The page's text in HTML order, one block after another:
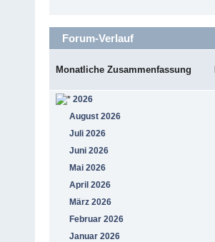
Forum-Verlauf
Monatliche Zusammenfassung
2026
August 2026
Juli 2026
Juni 2026
Mai 2026
April 2026
März 2026
Februar 2026
Januar 2026